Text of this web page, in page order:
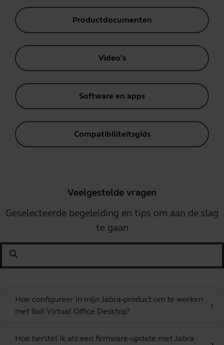
Productdocumenten
Video's
Software en apps
Compatibiliteitsgids
Veelgestelde vragen
Geselecteerde begeleiding en tips om aan de slag
te gaan
search
Hoe configureer in mijn Jabra-product om te werken
met 8x8 Virtual Office Desktop?
chevron_right
Hoe herstel ik als een firmware-update met Jabra